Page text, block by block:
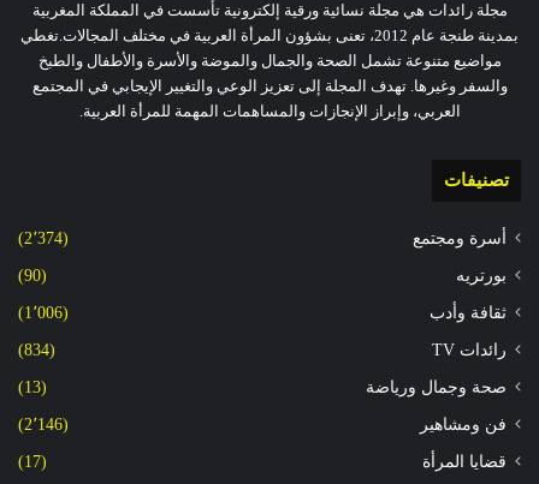
مجلة رائدات هي مجلة نسائية ورقية إلكترونية تأسست في المملكة المغربية
بمدينة طنجة عام 2012، تعنى بشؤون المرأة العربية في مختلف المجالات.تغطي
مواضيع متنوعة تشمل الصحة والجمال والموضة والأسرة والأطفال والطبخ
والسفر وغيرها. تهدف المجلة إلى تعزيز الوعي والتغيير الإيجابي في المجتمع
العربي، وإبراز الإنجازات والمساهمات المهمة للمرأة العربية.
تصنيفات
أسرة ومجتمع (2٬374)
بورتريه (90)
ثقافة وأدب (1٬006)
رائدات TV (834)
صحة وجمال ورياضة (13)
فن ومشاهير (2٬146)
قضايا المرأة (17)